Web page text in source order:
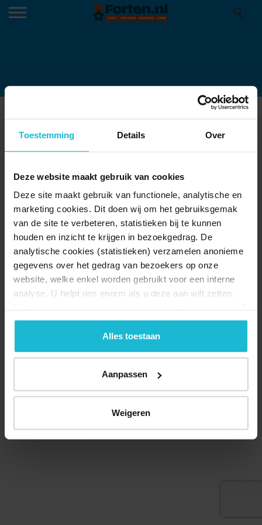
Toestemming Details Over
Deze website maakt gebruik van cookies
Deze site maakt gebruik van functionele, analytische en
marketing cookies. Dit doen wij om het gebruiksgemak
van de site te verbeteren, statistieken bij te kunnen
houden en inzicht te krijgen in bezoekgedrag. De
analytische cookies (statistieken) verzamelen anonieme
gegevens over het gedrag van bezoekers op onze
website, welke enkel worden gebruikt voor een interne
analyse. U helpt ons enorm als u deze aan wilt zetten.
geen commerciële doelstelling. U kunt deze cookies via
de knoppen accepteren, beheren of weigeren.
Alles toestaan
Aanpassen
Weigeren
R
© 2026 Stichting Forten Nederland
Forten.nl wordt ondersteund door de